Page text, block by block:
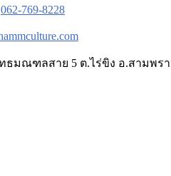
062-769-8228
ธมณฑลสาย 5 ต.ไร่ขิง อ.สามพร